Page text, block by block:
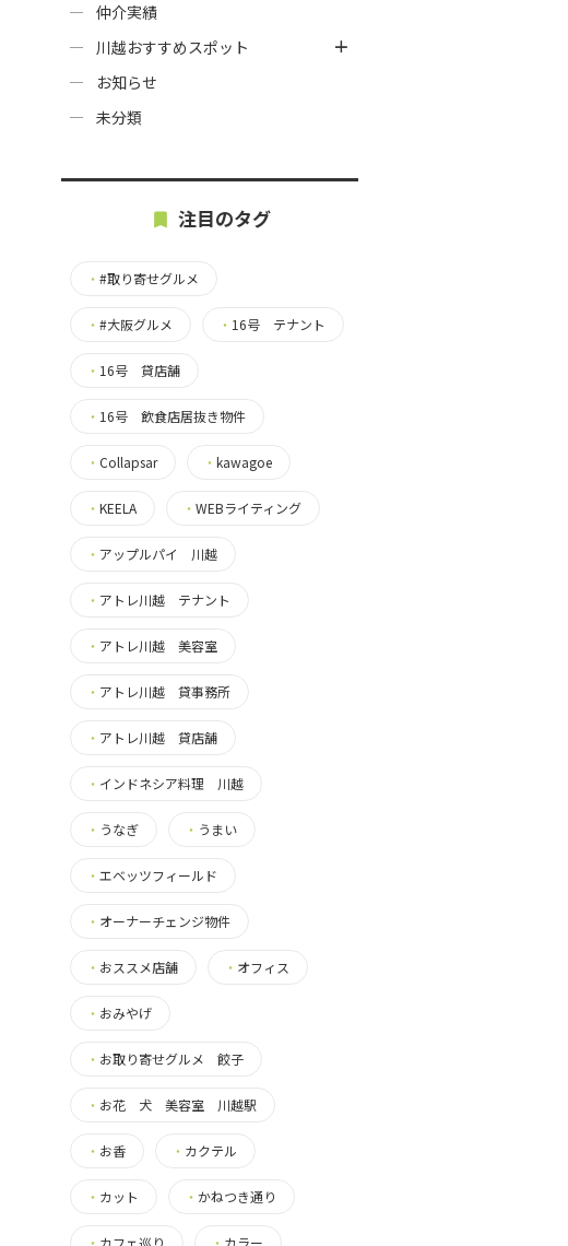
仲介実績
川越おすすめスポット
お知らせ
未分類
注目のタグ
・ #取り寄せグルメ
・ #大阪グルメ ・ 16号 テナント
・ 16号 貸店舗
・ 16号 飲食店居抜き物件
・ Collapsar ・ kawagoe
・ KEELA ・ WEBライティング
・ アップルパイ 川越
・ アトレ川越 テナント
・ アトレ川越 美容室
・ アトレ川越 貸事務所
・ アトレ川越 貸店舗
・ インドネシア料理 川越
・ うなぎ ・ うまい
・ エベッツフィールド
・ オーナーチェンジ物件
・ おススメ店舗 ・ オフィス
・ おみやげ
・ お取り寄せグルメ 餃子
・ お花 犬 美容室 川越駅
・ お香 ・ カクテル
・ カット ・ かねつき通り
・ カフェ巡り ・ カラー